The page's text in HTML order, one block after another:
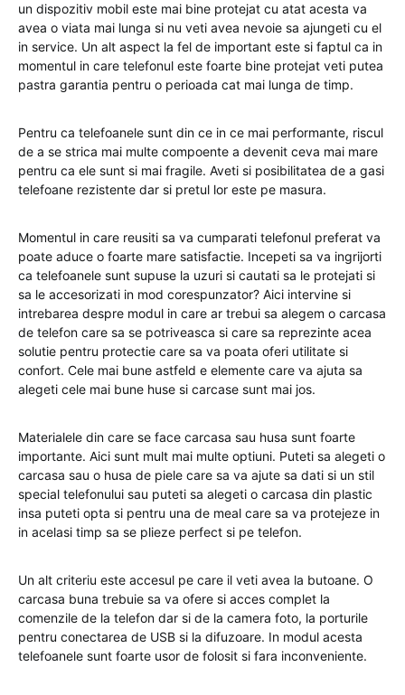
un dispozitiv mobil este mai bine protejat cu atat acesta va
avea o viata mai lunga si nu veti avea nevoie sa ajungeti cu el
in service. Un alt aspect la fel de important este si faptul ca in
momentul in care telefonul este foarte bine protejat veti putea
pastra garantia pentru o perioada cat mai lunga de timp.
Pentru ca telefoanele sunt din ce in ce mai performante, riscul
de a se strica mai multe compoente a devenit ceva mai mare
pentru ca ele sunt si mai fragile. Aveti si posibilitatea de a gasi
telefoane rezistente dar si pretul lor este pe masura.
Momentul in care reusiti sa va cumparati telefonul preferat va
poate aduce o foarte mare satisfactie. Incepeti sa va ingrijorti
ca telefoanele sunt supuse la uzuri si cautati sa le protejati si
sa le accesorizati in mod corespunzator? Aici intervine si
intrebarea despre modul in care ar trebui sa alegem o carcasa
de telefon care sa se potriveasca si care sa reprezinte acea
solutie pentru protectie care sa va poata oferi utilitate si
confort. Cele mai bune astfeld e elemente care va ajuta sa
alegeti cele mai bune huse si carcase sunt mai jos.
Materialele din care se face carcasa sau husa sunt foarte
importante. Aici sunt mult mai multe optiuni. Puteti sa alegeti o
carcasa sau o husa de piele care sa va ajute sa dati si un stil
special telefonului sau puteti sa alegeti o carcasa din plastic
insa puteti opta si pentru una de meal care sa va protejeze in
in acelasi timp sa se plieze perfect si pe telefon.
Un alt criteriu este accesul pe care il veti avea la butoane. O
carcasa buna trebuie sa va ofere si acces complet la
comenzile de la telefon dar si de la camera foto, la porturile
pentru conectarea de USB si la difuzoare. In modul acesta
telefoanele sunt foarte usor de folosit si fara inconveniente.